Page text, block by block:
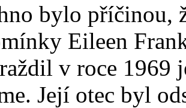
bylo příčinou,
Eileen
v roce 1969
Její otec byl